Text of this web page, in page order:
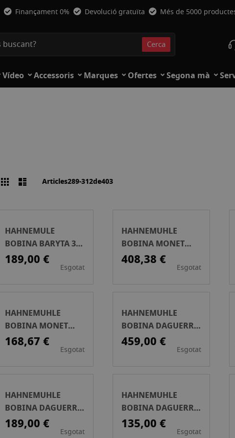
Finançament 0% Devolució gratuïta Més de 5000
Cerca
Vídeo Accessoris Marques Ofertes Segona mà
Veure
GraellaLlistaArticles289-312de403
HAHNEMULE
BOBINA BARYTA 325
G 33X12MTS
189,00 €
Esgotat
HAHNEMUHLE
BOBINA MONET
CANVAS 410 GSM
60PULG.152CM X
408,38 €
Esgotat
HAHNEMUHLE
BOBINA MONET
CANVAS 410 GSM
24PULG.61CM X
168,67 €
Esgotat
HAHNEMUHLE
BOBINA DAGUERRE
CANVAS 400 GSM
60PULG.152CM X
459,00 €
Esgotat
HAHNEMUHLE
BOBINA DAGUERRE
CANVAS 400 GSM
24PULG. 61CM X
189,00 €
Esgotat
HAHNEMUHLE
BOBINA DAGUERRE
CANVAS 400 GSM
17PULG 43CM X 12M
135,00 €
Esgotat